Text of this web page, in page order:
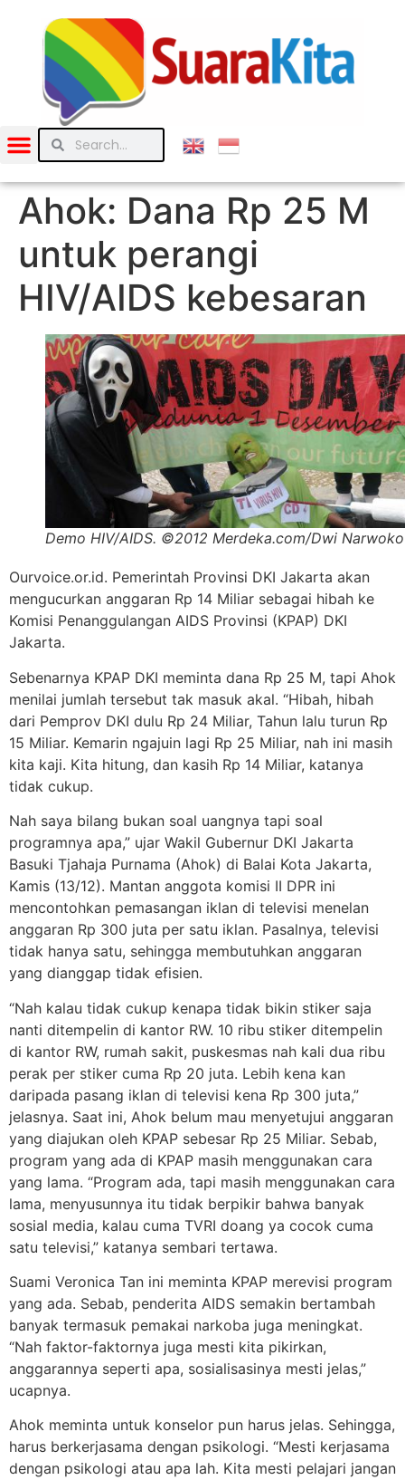
Ahok: Dana Rp 25 M
untuk perangi
HIV/AIDS kebesaran
Demo HIV/AIDS. ©2012 Merdeka.com/Dwi Narwoko
Ourvoice.or.id. Pemerintah Provinsi DKI Jakarta akan
mengucurkan anggaran Rp 14 Miliar sebagai hibah ke
Komisi Penanggulangan AIDS Provinsi (KPAP) DKI
Jakarta.
Sebenarnya KPAP DKI meminta dana Rp 25 M, tapi Ahok
menilai jumlah tersebut tak masuk akal. “Hibah, hibah
dari Pemprov DKI dulu Rp 24 Miliar, Tahun lalu turun Rp
15 Miliar. Kemarin ngajuin lagi Rp 25 Miliar, nah ini masih
kita kaji. Kita hitung, dan kasih Rp 14 Miliar, katanya
tidak cukup.
Nah saya bilang bukan soal uangnya tapi soal
programnya apa,” ujar Wakil Gubernur DKI Jakarta
Basuki Tjahaja Purnama (Ahok) di Balai Kota Jakarta,
Kamis (13/12). Mantan anggota komisi II DPR ini
mencontohkan pemasangan iklan di televisi menelan
anggaran Rp 300 juta per satu iklan. Pasalnya, televisi
tidak hanya satu, sehingga membutuhkan anggaran
yang dianggap tidak efisien.
“Nah kalau tidak cukup kenapa tidak bikin stiker saja
nanti ditempelin di kantor RW. 10 ribu stiker ditempelin
di kantor RW, rumah sakit, puskesmas nah kali dua ribu
perak per stiker cuma Rp 20 juta. Lebih kena kan
daripada pasang iklan di televisi kena Rp 300 juta,”
jelasnya. Saat ini, Ahok belum mau menyetujui anggaran
yang diajukan oleh KPAP sebesar Rp 25 Miliar. Sebab,
program yang ada di KPAP masih menggunakan cara
yang lama. “Program ada, tapi masih menggunakan cara
lama, menyusunnya itu tidak berpikir bahwa banyak
sosial media, kalau cuma TVRI doang ya cocok cuma
satu televisi,” katanya sembari tertawa.
Suami Veronica Tan ini meminta KPAP merevisi program
yang ada. Sebab, penderita AIDS semakin bertambah
banyak termasuk pemakai narkoba juga meningkat.
“Nah faktor-faktornya juga mesti kita pikirkan,
anggarannya seperti apa, sosialisasinya mesti jelas,”
ucapnya.
Ahok meminta untuk konselor pun harus jelas. Sehingga,
harus berkerjasama dengan psikologi. “Mesti kerjasama
dengan psikologi atau apa lah. Kita mesti pelajari jangan